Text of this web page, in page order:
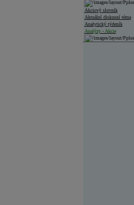
Akciový slovník
Aktuální diskusní téma
Analytický týdeník
Analýzy - Akcie